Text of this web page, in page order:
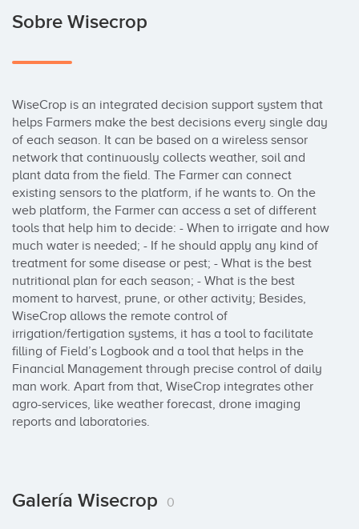
Sobre Wisecrop
WiseCrop is an integrated decision support system that
helps Farmers make the best decisions every single day
of each season. It can be based on a wireless sensor
network that continuously collects weather, soil and
plant data from the field. The Farmer can connect
existing sensors to the platform, if he wants to. On the
web platform, the Farmer can access a set of different
tools that help him to decide: - When to irrigate and how
much water is needed; - If he should apply any kind of
treatment for some disease or pest; - What is the best
nutritional plan for each season; - What is the best
moment to harvest, prune, or other activity; Besides,
WiseCrop allows the remote control of
irrigation/fertigation systems, it has a tool to facilitate
filling of Field’s Logbook and a tool that helps in the
Financial Management through precise control of daily
man work. Apart from that, WiseCrop integrates other
agro-services, like weather forecast, drone imaging
reports and laboratories.
Galería Wisecrop 0